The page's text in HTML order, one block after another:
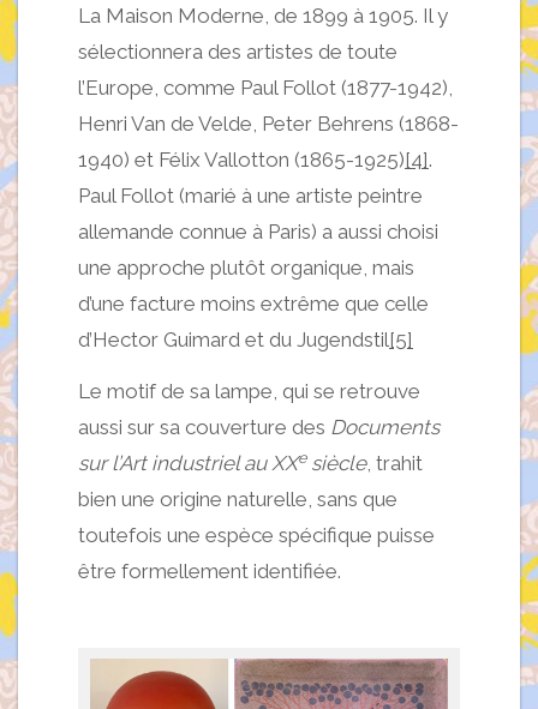
La Maison Moderne, de 1899 à 1905. Il y
sélectionnera des artistes de toute
l’Europe, comme Paul Follot (1877-1942),
Henri Van de Velde, Peter Behrens (1868-
1940) et Félix Vallotton (1865-1925)[4].
Paul Follot (marié à une artiste peintre
allemande connue à Paris) a aussi choisi
une approche plutôt organique, mais
d’une facture moins extrême que celle
d’Hector Guimard et du Jugendstil[5]
Le motif de sa lampe, qui se retrouve
aussi sur sa couverture des Documents
sur l’Art industriel au XXesiècle, trahit
bien une origine naturelle, sans que
toutefois une espèce spécifique puisse
être formellement identifiée.